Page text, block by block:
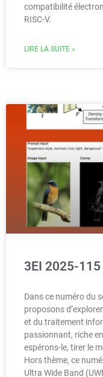
compatibilité
RISC-V.
LIRE LA SUITE »
3EI 2025-115
Dans ce numéro du
proposons
et du traitement
passionnant, riche
espérons-le, tirer le
Hors thème, ce
Ultra Wide Band